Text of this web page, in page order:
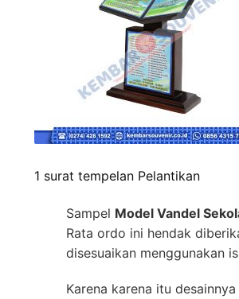
1 surat tempelan Pelantikan
Sampel Model Vandel
Rata ordo ini hendak
disesuaikan menggunakan
Karena karena itu